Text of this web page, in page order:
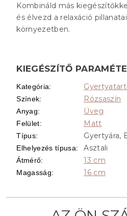
Kombináld más
és élvezd a relaxáció
környezetben.
KIEGÉSZÍTŐ
Kategória:
Színek: Rózsaszín
Anyag: Üveg
Felület: Matt
Típus: Gyertyára,
Elhelyezés típusa: Asztali
Átmérő: 13 cm
Magasság: 16 cm